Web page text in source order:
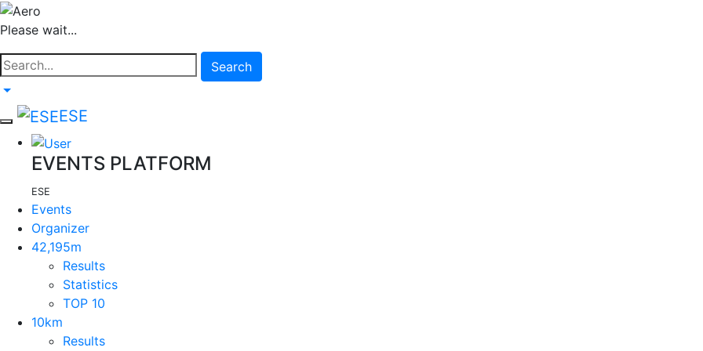
Please wait...
Search
ESE
EVENTS PLATFORM
ESE
Events
Organizer
42,195m
Results
Statistics
TOP 10
10km
Results